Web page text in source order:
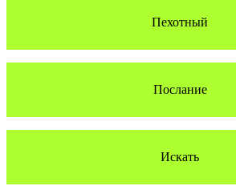
Пехотный
Послание
Искать